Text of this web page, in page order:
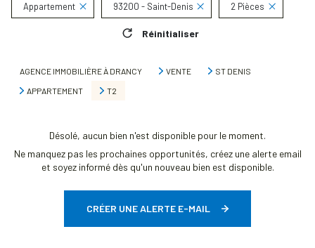
Appartement 93200 - Saint-Denis 2 Pièces
Réinitialiser
AGENCE IMMOBILIÈRE À DRANCY VENTE
ST DENIS
APPARTEMENT
T2
Désolé, aucun bien n'est disponible pour le moment.
Ne manquez pas les prochaines opportunités, créez une alerte email
et soyez informé dès qu'un nouveau bien est disponible.
CRÉER UNE ALERTE E-MAIL